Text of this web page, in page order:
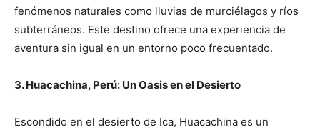
fenómenos naturales como lluvias de murciélagos y ríos
subterráneos. Este destino ofrece una experiencia de
aventura sin igual en un entorno poco frecuentado.
3. Huacachina, Perú: Un Oasis en el Desierto
Escondido en el desierto de Ica, Huacachina es un